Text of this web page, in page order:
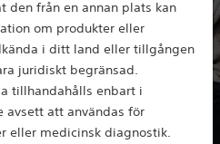
den från en annan plats kan
om produkter eller
i ditt land eller tillgången
juridiskt begränsad.
tillhandahålls enbart i
avsett att användas för
eller medicinsk diagnostik.